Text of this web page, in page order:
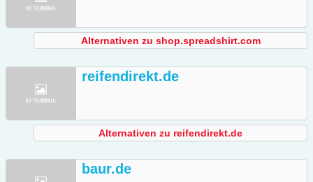
Alternativen zu shop.spreadshirt.com
reifendirekt.de
Alternativen zu reifendirekt.de
baur.de